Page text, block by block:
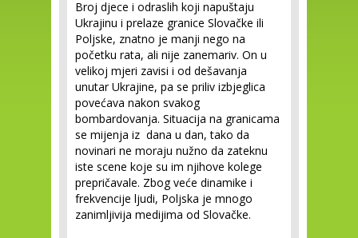
Broj djece i odraslih koji napuštaju
Ukrajinu i prelaze granice Slovačke ili
Poljske, znatno je manji nego na
početku rata, ali nije zanemariv. On u
velikoj mjeri zavisi i od dešavanja
unutar Ukrajine, pa se priliv izbjeglica
povećava nakon svakog
bombardovanja. Situacija na granicama
se mijenja iz dana u dan, tako da
novinari ne moraju nužno da zateknu
iste scene koje su im njihove kolege
prepričavale. Zbog veće dinamike i
frekvencije ljudi, Poljska je mnogo
zanimljivija medijima od Slovačke.